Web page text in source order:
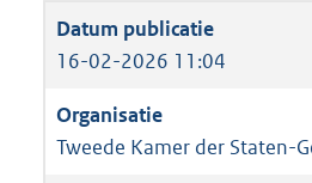
16-02-2026 11:04
Tweede Kamer der Staten-